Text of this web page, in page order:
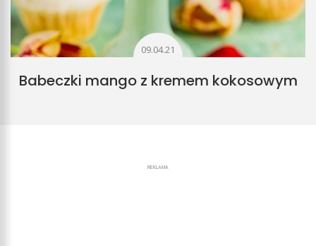
09.04.21
Babeczki mango z kremem kokosowym
REKLAMA